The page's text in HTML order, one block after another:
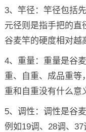
3、竿径：竿径包括
元径则是指手把的直
谷麦竿的硬度相对越
4、重量：重量是谷
重、自重、成品重等
重和自重没有什么意
5、调性：调性是谷
例如19调、28调、